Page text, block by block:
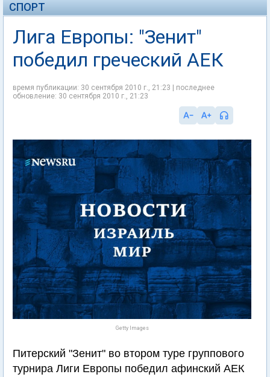
СПОРТ
Лига Европы: "Зенит"
победил греческий АЕК
время публикации: 30 сентября 2010 г., 21:23 | последнее
обновление: 30 сентября 2010 г., 21:23
Getty Images
Питерский "Зенит" во втором туре группового
турнира Лиги Европы победил афинский АЕК